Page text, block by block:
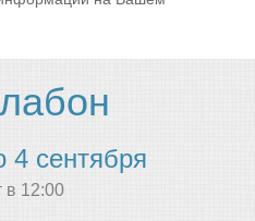
4 сентября
в 12:00